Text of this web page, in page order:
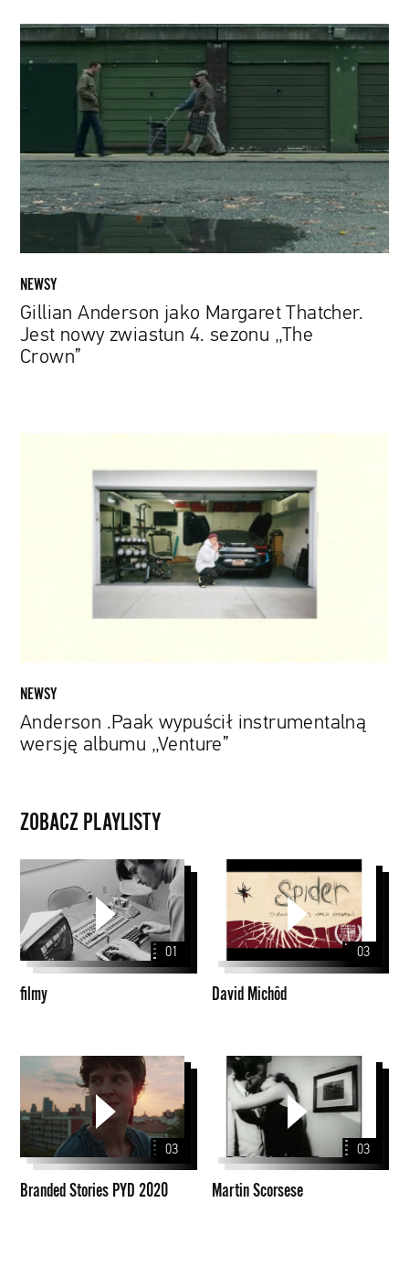
Gillian
nowy
zwiastun
4.
„The
Crown”
NEWSY
Gillian Anderson jako Margaret Thatcher.
Jest nowy zwiastun 4. sezonu „The
Crown”
NEWSY
Anderson .Paak wypuścił instrumentalną
wersję albumu „Venture”
ZOBACZ PLAYLISTY
filmy
01
filmy
David
Michôd
03
David Michôd
Branded
PYD
2020
03
Branded Stories PYD 2020
Martin
Scorsese
03
Martin Scorsese